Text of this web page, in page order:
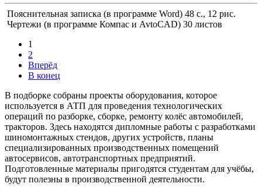
Пояснительная записка (в программе Word) 48 с., 12 рис.
Чертежи (в программе Компас и AvtoCAD) 30 листов
1
2
Вперёд
В конец
В подборке собраны проекты оборудования, которое
используется в АТП для проведения технологических
операций по разборке, сборке, ремонту колёс автомобилей,
тракторов. Здесь находятся дипломные работы с разработками
шиномонтажных стендов, других устройств, планы
специализированных производственных помещений
автосервисов, автотранспортных предприятий.
Подготовленные материалы пригодятся студентам для учёбы,
будут полезны в производственной деятельности.